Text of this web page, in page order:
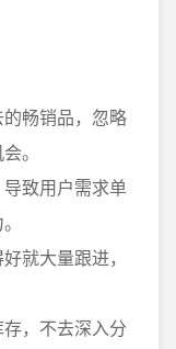
畅销品，忽略
。
致用户需求单
就大量跟进，
，不去深入分